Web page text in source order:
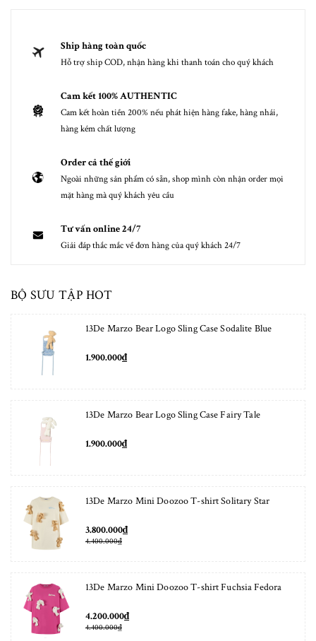
Ship hàng toàn quốc
Hỗ trợ ship COD, nhận hàng khi thanh toán cho quý khách
Cam kết 100% AUTHENTIC
Cam kết hoàn tiền 200% nếu phát hiện hàng fake, hàng nhái,
hàng kém chất lượng
Order cả thế giới
Ngoài những sản phẩm có sẵn, shop mình còn nhận order mọi
mặt hàng mà quý khách yêu cầu
Tư vấn online 24/7
Giải đáp thắc mắc về đơn hàng của quý khách 24/7
BỘ SƯU TẬP HOT
13De Marzo Bear Logo Sling Case Sodalite Blue
1.900.000₫
13De Marzo Bear Logo Sling Case Fairy Tale
1.900.000₫
13De Marzo Mini Doozoo T-shirt Solitary Star
3.800.000₫
4.400.000₫
13De Marzo Mini Doozoo T-shirt Fuchsia Fedora
4.200.000₫
4.400.000₫